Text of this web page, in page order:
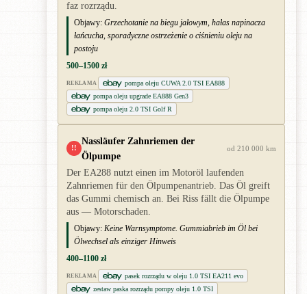
faz rozrządu.
Objawy: Grzechotanie na biegu jałowym, hałas napinacza
łańcucha, sporadyczne ostrzeżenie o ciśnieniu oleju na
postoju
500–1500 zł
REKLAMA
pompa oleju CUWA 2.0 TSI EA888
pompa oleju upgrade EA888 Gen3
pompa oleju 2.0 TSI Golf R
!!
Nassläufer Zahnriemen der
Ölpumpe
od 210 000 km
Der EA288 nutzt einen im Motoröl laufenden
Zahnriemen für den Ölpumpenantrieb. Das Öl greift
das Gummi chemisch an. Bei Riss fällt die Ölpumpe
aus — Motorschaden.
Objawy: Keine Warnsymptome. Gummiabrieb im Öl bei
Ölwechsel als einziger Hinweis
400–1100 zł
REKLAMA
pasek rozrządu w oleju 1.0 TSI EA211 evo
zestaw paska rozrządu pompy oleju 1.0 TSI